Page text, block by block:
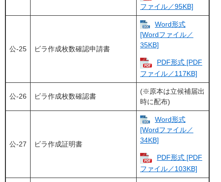
ファイル／95KB]
公-25 ビラ作成枚数確認申請書
Word形式
[Wordファイル／
35KB]
PDF形式 [PDF
ファイル／117KB]
公-26 ビラ作成枚数確認書
(※原本は立候補届出
時に配布)​
公-27 ビラ作成証明書
Word形式
[Wordファイル／
34KB]
PDF形式 [PDF
ファイル／103KB]